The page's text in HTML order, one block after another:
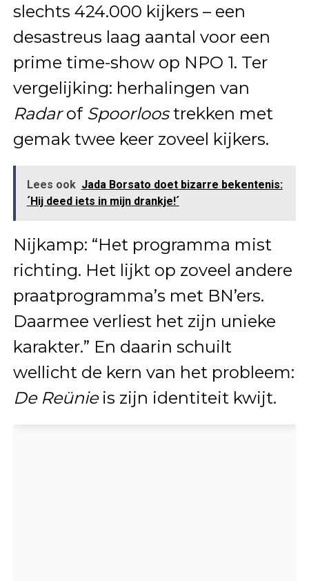
slechts 424.000 kijkers – een
desastreus laag aantal voor een
prime time-show op NPO 1. Ter
vergelijking: herhalingen van
Radarof Spoorloostrekken met
gemak twee keer zoveel kijkers.
Lees ook Jada Borsato doet bizarre bekentenis:
´Hij deed iets in mijn drankje!´
Nijkamp: “Het programma mist
richting. Het lijkt op zoveel andere
praatprogramma’s met BN’ers.
Daarmee verliest het zijn unieke
karakter.” En daarin schuilt
wellicht de kern van het probleem:
De Reünieis zijn identiteit kwijt.